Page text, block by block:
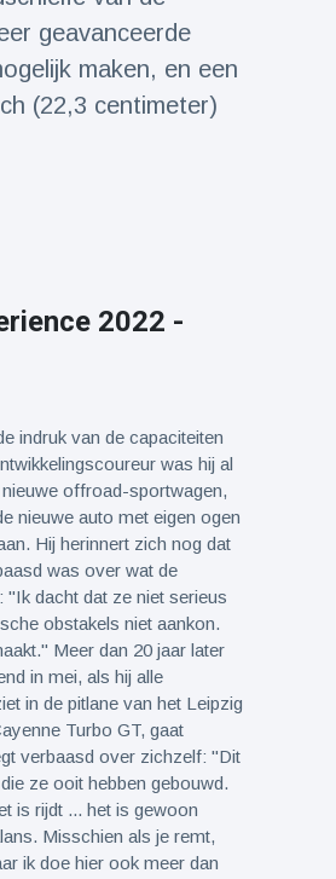
geavanceerde
maken, en een
(22,3 centimeter)
2022 -
indruk van de capaciteiten
was hij al
offroad-sportwagen,
nieuwe auto met eigen ogen
Hij herinnert zich nog dat
was over wat de
dacht dat ze niet serieus
obstakels niet aankon.
Meer dan 20 jaar later
in mei, als hij alle
in de pitlane van het Leipzig
Turbo GT, gaat
verbaasd over zichzelf: "Dit
ze ooit hebben gebouwd.
is rijdt ... het is gewoon
Misschien als je remt,
ik doe hier ook meer dan